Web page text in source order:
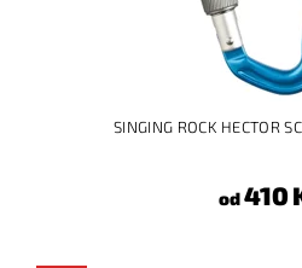
SINGING ROCK HECTOR
od410